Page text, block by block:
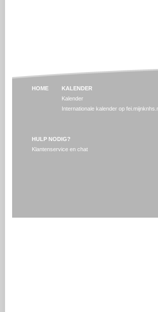
HOME
KALENDER
Kalender
Internationale kalender op
HULP NODIG?
Klantenservice en chat